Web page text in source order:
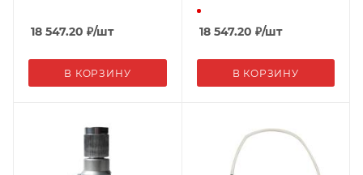
18 547.20 ₽/шт
В КОРЗИНУ
18 547.20 ₽/шт
В КОРЗИНУ